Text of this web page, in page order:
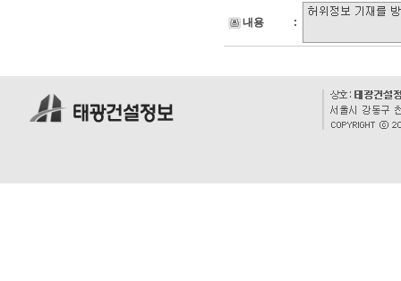
내용 :